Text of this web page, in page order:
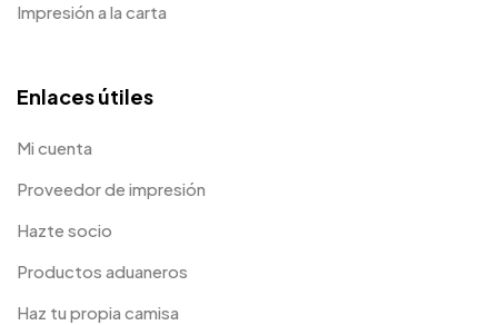
Impresión a la carta
Enlaces útiles
Mi cuenta
Proveedor de impresión
Hazte socio
Productos aduaneros
Haz tu propia camisa